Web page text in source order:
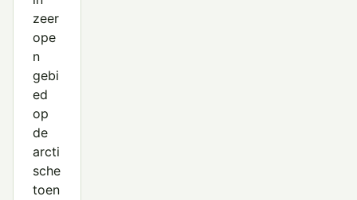
zeer
ope
n
gebi
ed
op
de
arcti
sche
toen